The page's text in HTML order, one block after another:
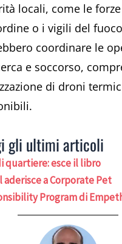
locali, come le forze
o i vigili del
coordinare le
e soccorso,
di droni
gli ultimi articoli
quartiere: esce il libro
aderisce a Corporate Pet
Program di